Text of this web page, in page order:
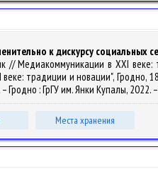
к дискурсу социальных
// Медиакоммуникации в XXI
традиции и новации", Гродно,
Гродно : ГрГУ им. Янки Купалы, 2022.
Места хранения